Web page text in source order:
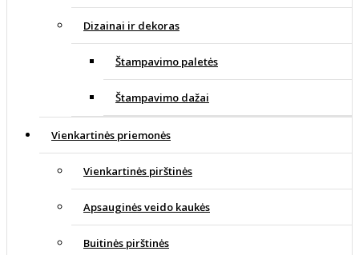
Dizainai ir dekoras
Štampavimo paletės
Štampavimo dažai
Vienkartinės priemonės
Vienkartinės pirštinės
Apsauginės veido kaukės
Buitinės pirštinės